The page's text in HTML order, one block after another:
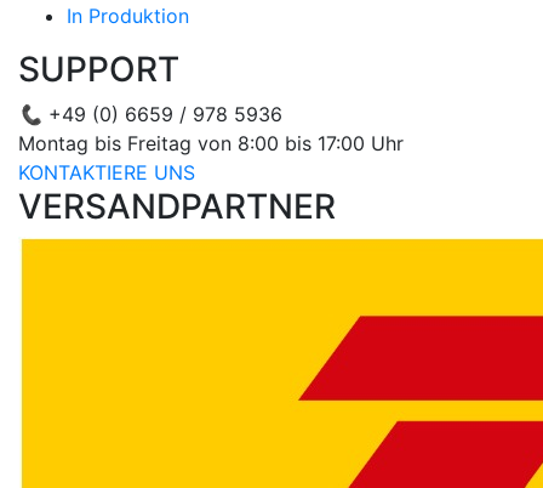
In Produktion
SUPPORT
📞 +49 (0) 6659 / 978 5936
Montag bis Freitag von 8:00 bis 17:00 Uhr
KONTAKTIERE UNS
VERSANDPARTNER